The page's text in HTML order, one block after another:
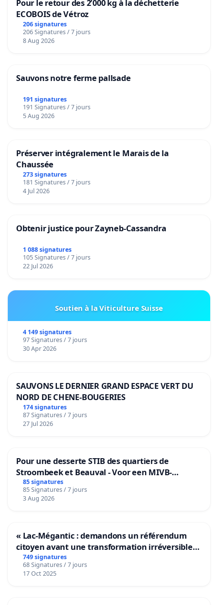
Pour le retour des 2’000 kg à la déchetterie
ECOBOIS de Vétroz
206 signatures
206 Signatures / 7 jours
8 Aug 2026
Sauvons notre ferme pallsade
191 signatures
191 Signatures / 7 jours
5 Aug 2026
Préserver intégralement le Marais de la
Chaussée
273 signatures
181 Signatures / 7 jours
4 Jul 2026
Obtenir justice pour Zayneb-Cassandra
1 088 signatures
105 Signatures / 7 jours
22 Jul 2026
Soutien à la Viticulture Suisse
4 149 signatures
97 Signatures / 7 jours
30 Apr 2026
SAUVONS LE DERNIER GRAND ESPACE VERT DU
NORD DE CHENE-BOUGERIES
174 signatures
87 Signatures / 7 jours
27 Jul 2026
Pour une desserte STIB des quartiers de
Stroombeek et Beauval - Voor een MIVB-
bediening van de wijken Strombeek en Het
Voor
85 signatures
85 Signatures / 7 jours
3 Aug 2026
« Lac-Mégantic : demandons un référendum
citoyen avant une transformation irréversible
de notre territoire »
749 signatures
68 Signatures / 7 jours
17 Oct 2025